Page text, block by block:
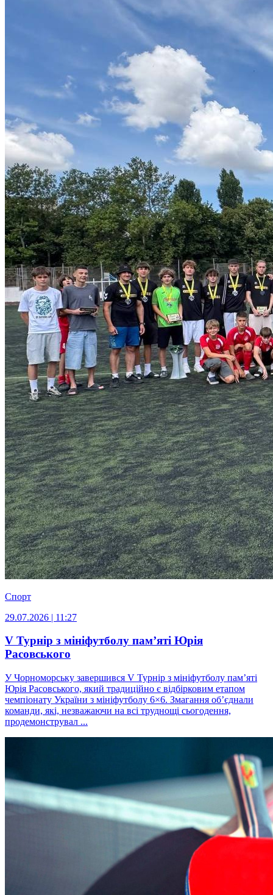
Спорт
29.07.2026 | 11:27
V Турнір з мініфутболу пам’яті Юрія
Расовського
У Чорноморську завершився V Турнір з мініфутболу пам’яті
Юрія Расовського, який традиційно є відбірковим етапом
чемпіонату України з мініфутболу 6×6. Змагання об’єднали
команди, які, незважаючи на всі труднощі сьогодення,
продемонструвал ...